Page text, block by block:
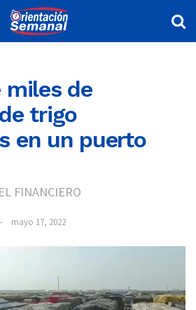
miles de
trigo
en un puerto
FINANCIERO
mayo 17, 2022